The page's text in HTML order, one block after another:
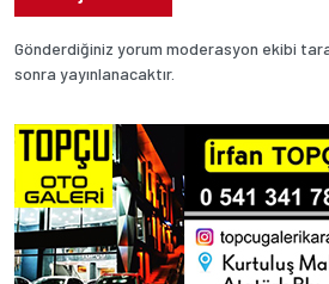
Gönderdiğiniz yorum moderasyon ekibi
sonra yayınlanacaktır.